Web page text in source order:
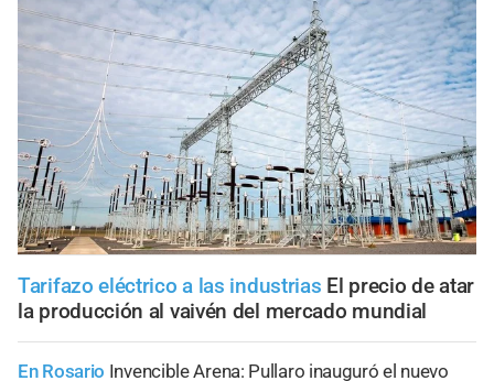
Tarifazo eléctrico a las industrias El precio de atar
la producción al vaivén del mercado mundial
En Rosario Invencible Arena: Pullaro inauguró el nuevo